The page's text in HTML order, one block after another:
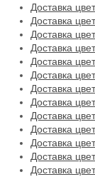
Доставка
Доставка
Доставка
Доставка
Доставка
Доставка
Доставка
Доставка
Доставка
Доставка
Доставка
Доставка
Доставка